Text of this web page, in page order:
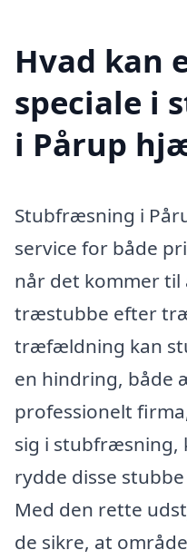
Hvad kan
speciale i
i Pårup
Stubfræsning i
service for både
når det kommer til
træstubbe efter
træfældning kan
en hindring, både
professionelt
sig i stubfræsning,
rydde disse
Med den rette
de sikre, at